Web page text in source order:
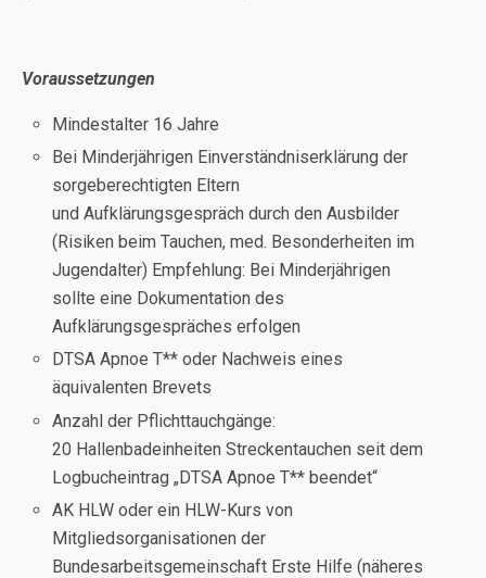
Voraussetzungen
Mindestalter 16 Jahre
Bei Minderjährigen Einverständniserklärung der
sorgeberechtigten Eltern
und Aufklärungsgespräch durch den Ausbilder
(Risiken beim Tauchen, med. Besonderheiten im
Jugendalter) Empfehlung: Bei Minderjährigen
sollte eine Dokumentation des
Aufklärungsgespräches erfolgen
DTSA Apnoe T** oder Nachweis eines
äquivalenten Brevets
Anzahl der Pflichttauchgänge:
20 Hallenbadeinheiten Streckentauchen seit dem
Logbucheintrag „DTSA Apnoe T** beendet“
AK HLW oder ein HLW-Kurs von
Mitgliedsorganisationen der
Bundesarbeitsgemeinschaft Erste Hilfe (näheres